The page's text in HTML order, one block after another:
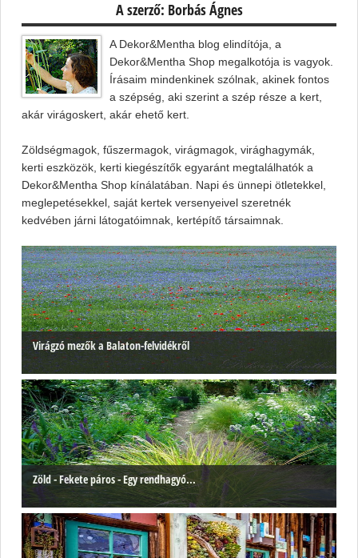
A szerző: Borbás Ágnes
A Dekor&Mentha blog elindítója, a
Dekor&Mentha Shop megalkotója is vagyok.
Írásaim mindenkinek szólnak, akinek fontos
a szépség, aki szerint a szép része a kert,
akár virágoskert, akár ehető kert.
Zöldségmagok, fűszermagok, virágmagok, virághagymák,
kerti eszközök, kerti kiegészítők egyaránt megtalálhatók a
Dekor&Mentha Shop kínálatában. Napi és ünnepi ötletekkel,
meglepetésekkel, saját kertek versenyeivel szeretnék
kedvében járni látogatóimnak, kertépítő társaimnak.
Virágzó mezők a Balaton-felvidékről
Zöld - Fekete páros - Egy rendhagyó...